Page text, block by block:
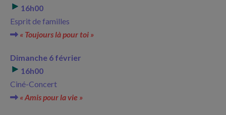
16h00
Esprit de familles
« Toujours là pour toi »
Dimanche 6 février
16h00
Ciné-Concert
« Amis pour la vie »